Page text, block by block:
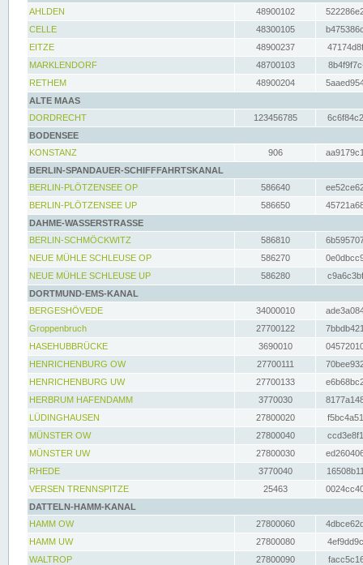
AHLDEN
48900102
CELLE
48300105
EITZE
48900237
MARKLENDORF
48700103
RETHEM
48900204
ALTE MAAS
DORDRECHT
123456785
BODENSEE
KONSTANZ
906
BERLIN-SPANDAUER-SCHIFFFAHRTSKANAL
BERLIN-PLÖTZENSEE OP
586640
BERLIN-PLÖTZENSEE UP
586650
DAHME-WASSERSTRASSE
BERLIN-SCHMÖCKWITZ
586810
NEUE MÜHLE SCHLEUSE OP
586270
NEUE MÜHLE SCHLEUSE UP
586280
DORTMUND-EMS-KANAL
BERGESHÖVEDE
34000010
Groppenbruch
27700122
HASEHUBBRÜCKE
3690010
HENRICHENBURG OW
27700111
HENRICHENBURG UW
27700133
HERBRUM HAFENDAMM
3770030
LÜDINGHAUSEN
27800020
MÜNSTER OW
27800040
MÜNSTER UW
27800030
RHEDE
3770040
VERSEN TRENNSPITZE
25463
DATTELN-HAMM-KANAL
HAMM OW
27800060
HAMM UW
27800080
WALTROP
27800090